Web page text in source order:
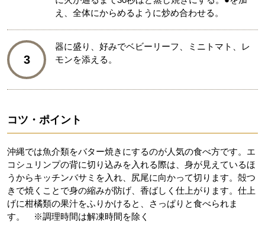
え、全体にからめるように炒め合わせる。
3
器に盛り、好みでベビーリーフ、ミニトマト、レ
モンを添える。
コツ・ポイント
沖縄では魚介類をバター焼きにするのが人気の食べ方です。エ
コシュリンプの背に切り込みを入れる際は、身が見えているほ
うからキッチンバサミを入れ、尻尾に向かって切ります。殻つ
きで焼くことで身の縮みが防げ、香ばしく仕上がります。仕上
げに柑橘類の果汁をふりかけると、さっぱりと食べられま
す。 ※調理時間は解凍時間を除く